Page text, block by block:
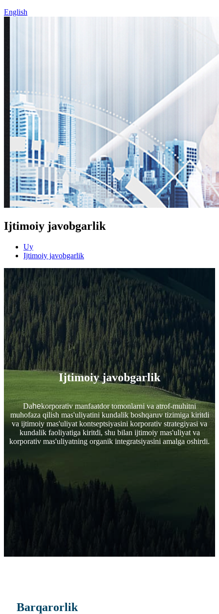
English
Ijtimoiy javobgarlik
Uy
Ijtimoiy javobgarlik
Ijtimoiy javobgarlik
Dahekorporativ manfaatdor tomonlarni va atrof-muhitni
muhofaza qilish mas'uliyatini kundalik boshqaruv tizimiga kiritdi
va ijtimoiy mas'uliyat kontseptsiyasini korporativ strategiyasi va
kundalik faoliyatiga kiritdi, shu bilan ijtimoiy mas'uliyat va
korporativ mas'uliyatning organik integratsiyasini amalga oshirdi.
Barqarorlik